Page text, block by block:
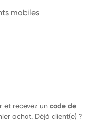
mobiles
et recevez un code de
achat. Déjà client(e) ?